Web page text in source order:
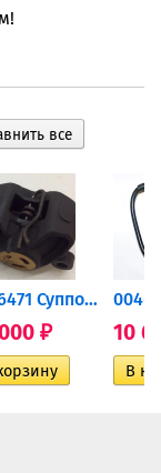
2206471 Суппорт тормозной...
₽ 10